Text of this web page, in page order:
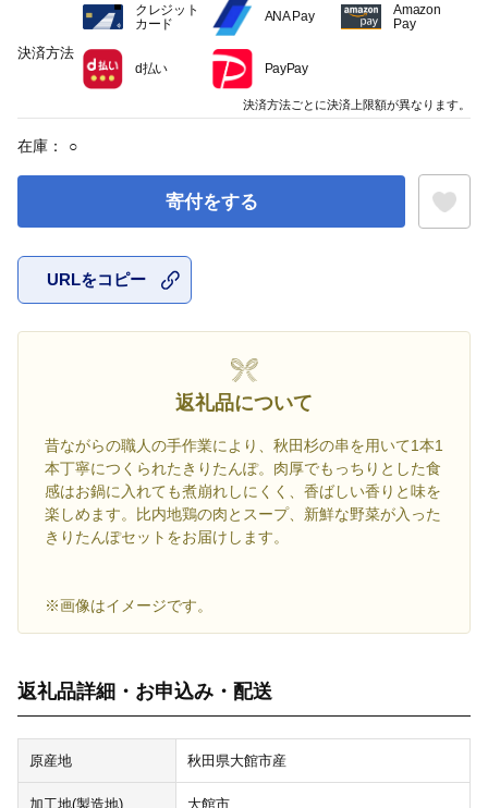
在庫： ○
寄付をする
URLをコピー
返礼品について
昔ながらの職人の手作業により、秋田杉の串を用いて1本1
本丁寧につくられたきりたんぽ。肉厚でもっちりとした食
感はお鍋に入れても煮崩れしにくく、香ばしい香りと味を
楽しめます。比内地鶏の肉とスープ、新鮮な野菜が入った
きりたんぽセットをお届けします。
※画像はイメージです。
返礼品詳細・お申込み・配送
原産地 秋田県大館市産
加工地(製造地) 大館市
決済方法
クレジット
カード
ANA Pay
Amazon
Pay
d払い PayPay
決済方法ごとに決済上限額が異なります。